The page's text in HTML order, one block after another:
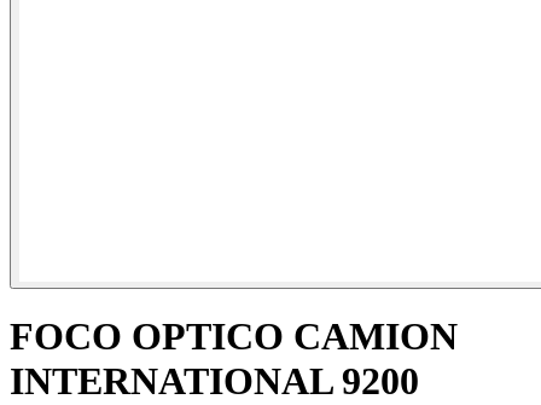
FOCO OPTICO CAMION
INTERNATIONAL 9200